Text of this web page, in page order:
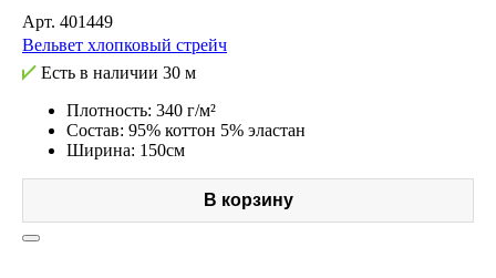
Арт. 401449
Вельвет хлопковый стрейч
Есть в наличии 30 м
Плотность: 340 г/м²
Состав: 95% коттон 5% эластан
Ширина: 150см
В корзину